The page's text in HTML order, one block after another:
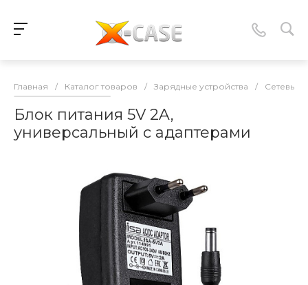
Главная / Каталог товаров / Зарядные устройства / Сетевые
Блок питания 5V 2A,
универсальный с адаптерами